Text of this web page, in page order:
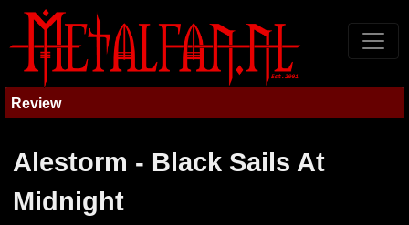
Review
Alestorm - Black Sails At
Midnight